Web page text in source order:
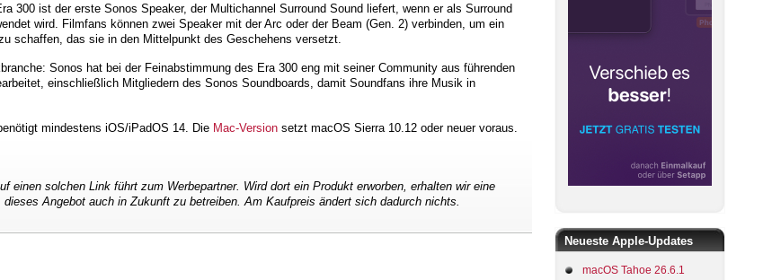
300 ist der erste Sonos Speaker, der Multichannel Surround Sound liefert, wenn er als Surround
wird. Filmfans können zwei Speaker mit der Arc oder der Beam (Gen. 2) verbinden, um ein
schaffen, das sie in den Mittelpunkt des Geschehens versetzt.
Sonos hat bei der Feinabstimmung des Era 300 eng mit seiner Community aus führenden
einschließlich Mitgliedern des Sonos Soundboards, damit Soundfans ihre Musik in
mindestens iOS/iPadOS 14. Die Mac-Version setzt macOS Sierra 10.12 oder neuer voraus.
einen solchen Link führt zum Werbepartner. Wird dort ein Produkt erworben, erhalten wir eine
Angebot auch in Zukunft zu betreiben. Am Kaufpreis ändert sich dadurch nichts.
Neueste Apple-Updates
macOS Tahoe 26.6.1